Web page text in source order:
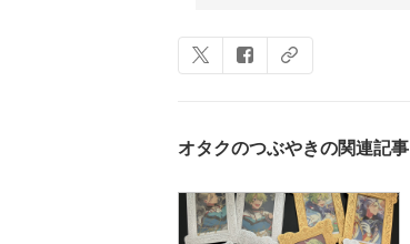
オタクのつぶやきの関連記事